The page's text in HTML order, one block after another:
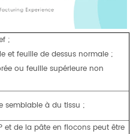
;
et feuille de dessus normale ;
ou feuille supérieure non
semblable à du tissu ;
et de la pâte en flocons peut être